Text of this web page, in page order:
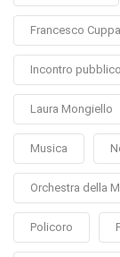
Francesco
Incontro pubblico
Laura Mongiello
Musica
Orchestra della
Policoro